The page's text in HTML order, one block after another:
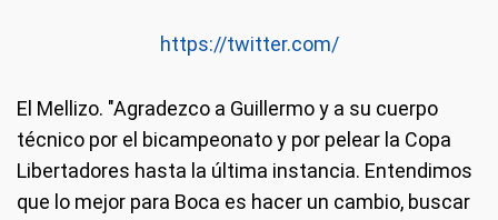
https://twitter.com/
El Mellizo. "Agradezco a Guillermo y a su cuerpo
técnico por el bicampeonato y por pelear la Copa
Libertadores hasta la última instancia. Entendimos
que lo mejor para Boca es hacer un cambio, buscar